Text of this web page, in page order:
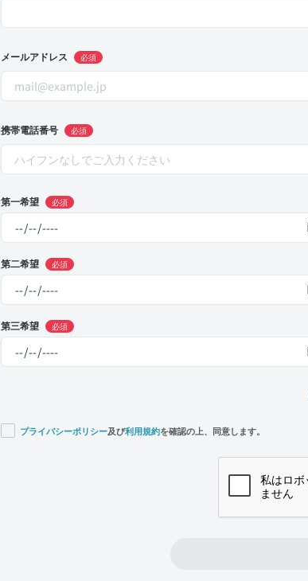
メールアドレス 必須
携帯電話番号 必須
第一希望 必須
第二希望 必須
第三希望 必須
プライバシーポリシー及び利用規約を確認の上、同意します。